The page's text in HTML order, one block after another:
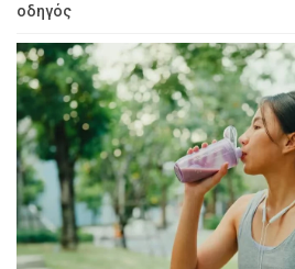
οδηγός